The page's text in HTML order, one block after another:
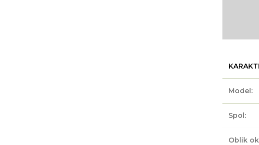
Model:
Spol:
Oblik